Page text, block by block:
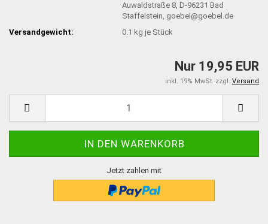
Auwaldstraße 8, D-96231 Bad
Staffelstein, goebel@goebel.de
Versandgewicht:
0.1 kg je Stück
Nur 19,95 EUR
inkl. 19% MwSt. zzgl. Versand
Jetzt zahlen mit